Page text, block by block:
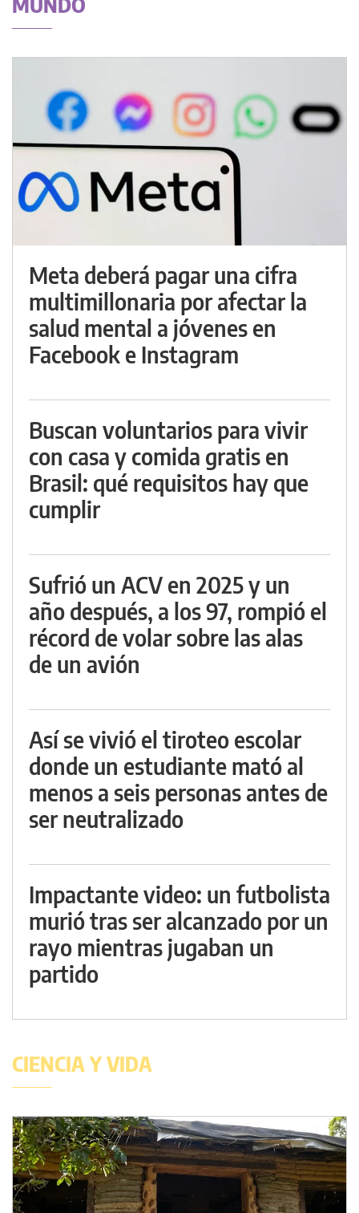
MUNDO
Meta deberá pagar una cifra
multimillonaria por afectar la
salud mental a jóvenes en
Facebook e Instagram
Buscan voluntarios para vivir
con casa y comida gratis en
Brasil: qué requisitos hay que
cumplir
Sufrió un ACV en 2025 y un
año después, a los 97, rompió el
récord de volar sobre las alas
de un avión
Así se vivió el tiroteo escolar
donde un estudiante mató al
menos a seis personas antes de
ser neutralizado
Impactante video: un futbolista
murió tras ser alcanzado por un
rayo mientras jugaban un
partido
CIENCIA Y VIDA